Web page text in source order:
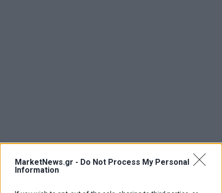
MarketNews.gr - Do Not Process My Personal
Information